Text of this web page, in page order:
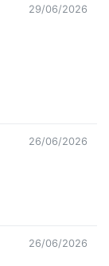
29/06/2026
26/06/2026
26/06/2026